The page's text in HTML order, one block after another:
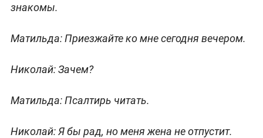
знакомы.
Матильда:Приезжайте ко мне сегодня вечером.
Николай:Зачем?
Матильда:Псалтирь читать.
Николай:Я бы рад, но меня жена не отпустит.